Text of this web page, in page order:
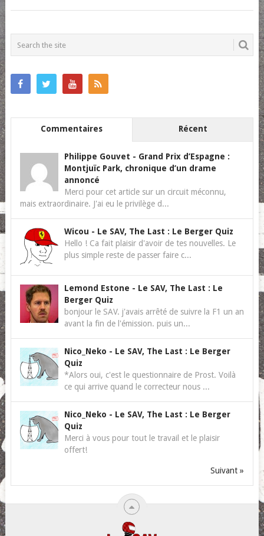
POSTS
NAVIGATION
Commentaires Récent
Philippe Gouvet - Grand Prix d’Espagne :
Montjuïc Park, chronique d’un drame
annoncé
Merci pour cet article sur un circuit méconnu,
mais extraordinaire. J'ai eu le privilège d...
Wicou - Le SAV, The Last : Le Berger Quiz
Hello ! Ca fait plaisir d'avoir de tes nouvelles. Le
plus simple reste de passer faire c...
Lemond Estone - Le SAV, The Last : Le
Berger Quiz
bonjour le SAV. j'avais arrêté de suivre la F1 un an
avant la fin de l'émission. puis un...
Nico_Neko - Le SAV, The Last : Le Berger
Quiz
*Alors oui, c'est le questionnaire de Prost. Voilà
ce qui arrive quand le correcteur nous ...
Nico_Neko - Le SAV, The Last : Le Berger
Quiz
Merci à vous pour tout le travail et le plaisir
offert!
Suivant »